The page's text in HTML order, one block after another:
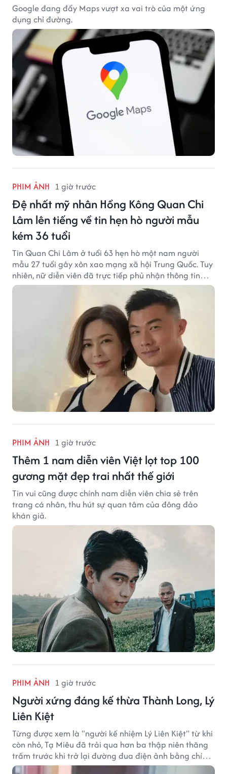
Google đang đẩy Maps vượt xa vai trò của một ứng
dụng chỉ đường.
PHIM ẢNH 1 giờ trước
Đệ nhất mỹ nhân Hồng Kông Quan Chi
Lâm lên tiếng về tin hẹn hò người mẫu
kém 36 tuổi
Tin Quan Chi Lâm ở tuổi 63 hẹn hò một nam người
mẫu 27 tuổi gây xôn xao mạng xã hội Trung Quốc. Tuy
nhiên, nữ diễn viên đã trực tiếp phủ nhận thông tin
này.
PHIM ẢNH 1 giờ trước
Thêm 1 nam diễn viên Việt lọt top 100
gương mặt đẹp trai nhất thế giới
Tin vui cũng được chính nam diễn viên chia sẻ trên
trang cá nhân, thu hút sự quan tâm của đông đảo
khán giả.
PHIM ẢNH 1 giờ trước
Người xứng đáng kế thừa Thành Long, Lý
Liên Kiệt
Từng được xem là "người kế nhiệm Lý Liên Kiệt" từ khi
còn nhỏ, Tạ Miêu đã trải qua hơn ba thập niên thăng
trầm trước khi trở lại đường đua điện ảnh bằng chính
sở trường võ thuật.